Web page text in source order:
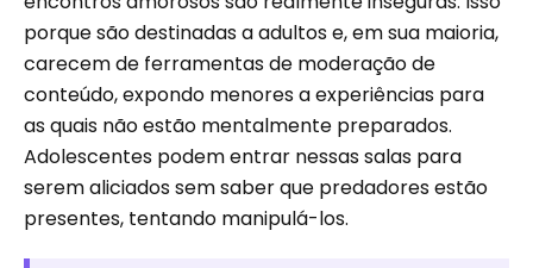
porque são destinadas a adultos e, em sua maioria,
carecem de ferramentas de moderação de
conteúdo, expondo menores a experiências para
as quais não estão mentalmente preparados.
Adolescentes podem entrar nessas salas para
serem aliciados sem saber que predadores estão
presentes, tentando manipulá-los.